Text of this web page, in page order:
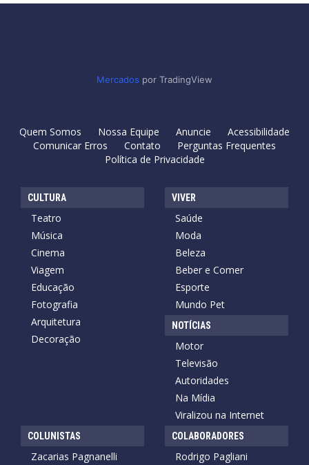
Mercados por TradingView
Quem Somos Nossa Equipe Anuncie
Acessibilidade
Comunicar Erros
Contato
Perguntas Frequentes
Política de Privacidade
CULTURA
Teatro
Música
Cinema
Viagem
Educação
Fotografia
Arquitetura
Decoração
VIVER
Saúde
Moda
Beleza
Beber e Comer
Esporte
Mundo Pet
NOTÍCIAS
Motor
Televisão
Autoridades
Na Mídia
Viralizou na Internet
COLUNISTAS
Zacarias Pagnanelli
COLABORADORES
Rodrigo Pagliani